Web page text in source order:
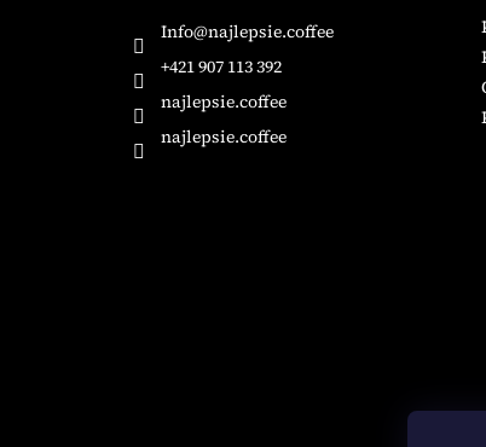
Info@najlepsie.coffee
+421 907 113 392
najlepsie.coffee
najlepsie.coffee